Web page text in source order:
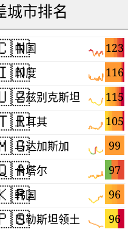
城市排名
123
中国
116
印度
115
乌兹别克斯坦
105
土耳其
99
马达加斯加
97
卡塔尔
96
韩国
96
巴勒斯坦领土